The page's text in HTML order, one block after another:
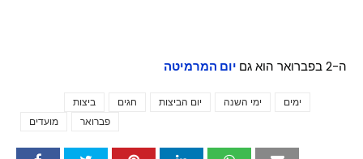
ה-2 בפברואר הוא גם יום המרמיטה
ביצות חגים יום הביצות ימי השנה
ימים
מועדים
פברואר